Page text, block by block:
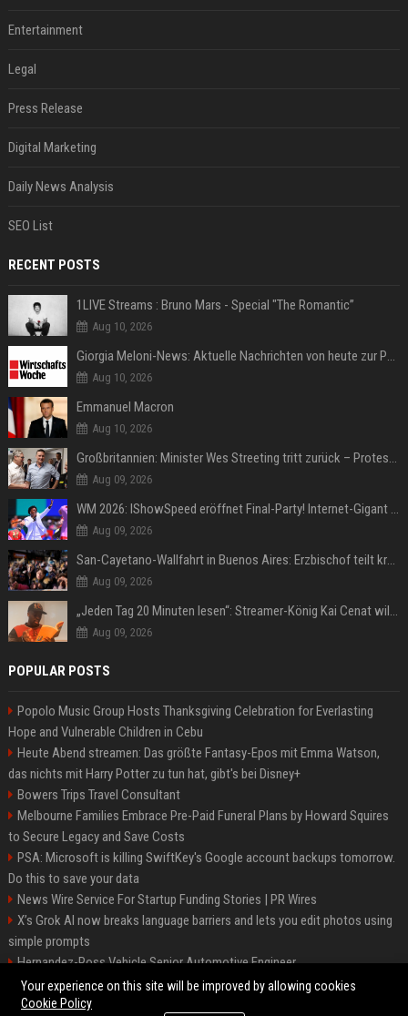
Entertainment
Legal
Press Release
Digital Marketing
Daily News Analysis
SEO List
RECENT POSTS
1LIVE Streams : Bruno Mars - Special "The Romantic”
Aug 10, 2026
Giorgia Meloni-News: Aktuelle Nachrichten von heute zur Politikerin
Aug 10, 2026
Emmanuel Macron
Aug 10, 2026
Großbritannien: Minister Wes Streeting tritt zurück – Protest gegen Keir Starmer
Aug 09, 2026
WM 2026: IShowSpeed eröffnet Final-Party! Internet-Gigant singt einen Song
Aug 09, 2026
San-Cayetano-Wallfahrt in Buenos Aires: Erzbischof teilt kräftig gegen Javier Milei aus
Aug 09, 2026
„Jeden Tag 20 Minuten lesen“: Streamer-König Kai Cenat will wortgewandter werden und seine Community mit ihm
Aug 09, 2026
POPULAR POSTS
Popolo Music Group Hosts Thanksgiving Celebration for Everlasting
Hope and Vulnerable Children in Cebu
Heute Abend streamen: Das größte Fantasy-Epos mit Emma Watson,
das nichts mit Harry Potter zu tun hat, gibt's bei Disney+
Bowers Trips Travel Consultant
Melbourne Families Embrace Pre-Paid Funeral Plans by Howard Squires
to Secure Legacy and Save Costs
PSA: Microsoft is killing SwiftKey's Google account backups tomorrow.
Do this to save your data
News Wire Service For Startup Funding Stories | PR Wires
X’s Grok AI now breaks language barriers and lets you edit photos using
simple prompts
Hernandez-Ross Vehicle Senior Automotive Engineer
Smith, Travel - Senior Travel Consultant
Your experience on this site will be improved by allowing cookies
Cookie Policy